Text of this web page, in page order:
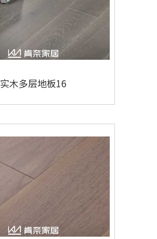
实木多层地板16